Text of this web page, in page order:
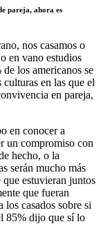
pareja, ahora es
nos casamos o
en vano estudios
los americanos se
culturas en las que el
en pareja,
en conocer a
un compromiso con
hecho, o la
serán mucho más
que estuvieran juntos
que fueran
casados sobre si
85% dijo que sí lo